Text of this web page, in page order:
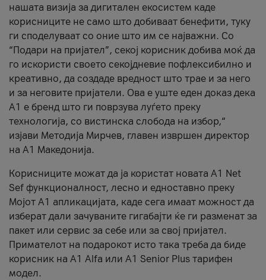
нашата визија за дигитален екосистем каде
корисниците не само што добиваат бенефити, туку
ги споделуваат со оние што им се најважни. Со
“Подари на пријател”, секој корисник добива моќ да
го искористи своето секојдневие пофлексибилно и
креативно, да создаде вредност што трае и за него
и за неговите пријатели. Ова е уште еден доказ дека
А1 е бренд што ги поврзува луѓето преку
технологија, со вистинска слобода на избор,“
изјави Методија Мирчев, главен извршен директор
на А1 Македонија.
Корисниците можат да ја користат новата А1 Net
Sef функционалност, лесно и едноставно преку
Мојот А1 апликацијата, каде сега имаат можност да
изберат дали зачуваните гигабајти ќе ги разменат за
пакет или сервис за себе или за свој пријател.
Примателот на подарокот исто така треба да биде
корисник на А1 Alfa или A1 Senior Plus тарифен
модел.